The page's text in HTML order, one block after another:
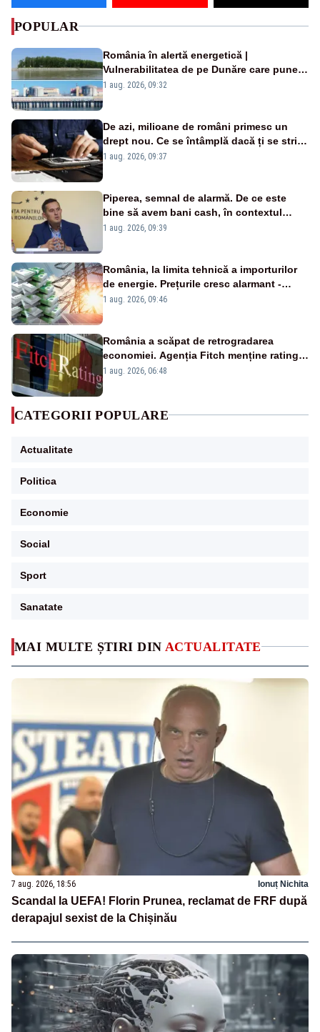
MAI MULTE ȘTIRI DIN ACTUALITATE
7 aug. 2026, 18:56 Ionuț Nichita
Scandal la UEFA! Florin Prunea, reclamat de FRF după
derapajul sexist de la Chișinău
POPULAR
România în alertă energetică |
Vulnerabilitatea de pe Dunăre care pune
în pericol Centrala Cernavodă era
1 aug. 2026, 09:32
De azi, milioane de români primesc un
drept nou. Ce se întâmplă dacă ți se strică
un produs
1 aug. 2026, 09:37
Piperea, semnal de alarmă. De ce este
bine să avem bani cash, în contextul
alertei energetice?
1 aug. 2026, 09:39
România, la limita tehnică a importurilor
de energie. Prețurile cresc alarmant -
Analiză Realitatea Plus
1 aug. 2026, 09:46
România a scăpat de retrogradarea
economiei. Agenția Fitch menține ratingul
„BBB-” cu perspectivă negativă
1 aug. 2026, 06:48
CATEGORII POPULARE
Actualitate
Politica
Economie
Social
Sport
Sanatate